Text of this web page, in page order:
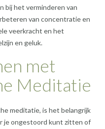
bij het verminderen van
van concentratie en
veerkracht en het
en geluk.
met
Meditatie
meditatie, is het belangrijk
je ongestoord kunt zitten of